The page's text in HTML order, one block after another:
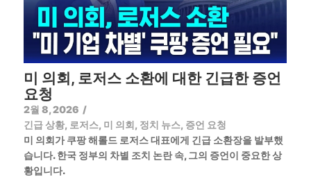
미 의회, 로저스 소환에 대한 긴급한 증언
요청
2월 8, 2026 /
긴급 상황, 로저스, 미 의회, 정치 뉴스, 증언 요청
미 의회가 쿠팡 해롤드 로저스 대표에게 긴급 소환장을 발부했
습니다. 한국 정부의 차별 조치 논란 속, 그의 증언이 중요한 상
황입니다.